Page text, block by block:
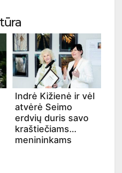
Indrė Kižienė ir vėl
atvėrė Seimo
erdvių duris savo
kraštiečiams
menininkams